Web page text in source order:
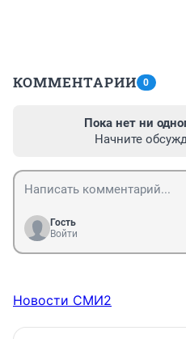
КОММЕНТАРИИ 0
Пока нет ни
Начните
Гость
Войти
Новости СМИ2